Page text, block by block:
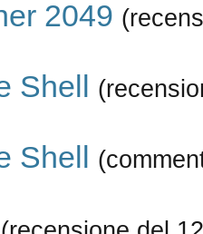
2049
Shell
Shell